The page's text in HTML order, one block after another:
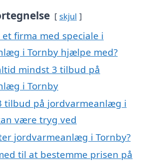
skjul
et firma med speciale i
i Tornby hjælpe med?
mindst 3 tilbud på
i Tornby
tilbud på jordvarmeanlæg i
være tryg ved
jordvarmeanlæg i Tornby?
til at bestemme prisen på